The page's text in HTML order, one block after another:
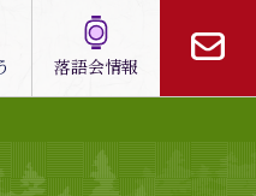
落語会情報